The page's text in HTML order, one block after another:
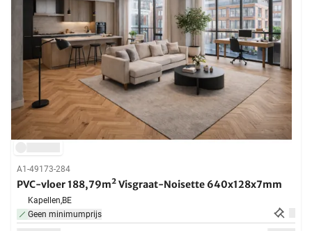
A1-49173-284
PVC-vloer 188,79m² Visgraat-Noisette 640x128x7mm
Kapellen,BE
Geen minimumprijs